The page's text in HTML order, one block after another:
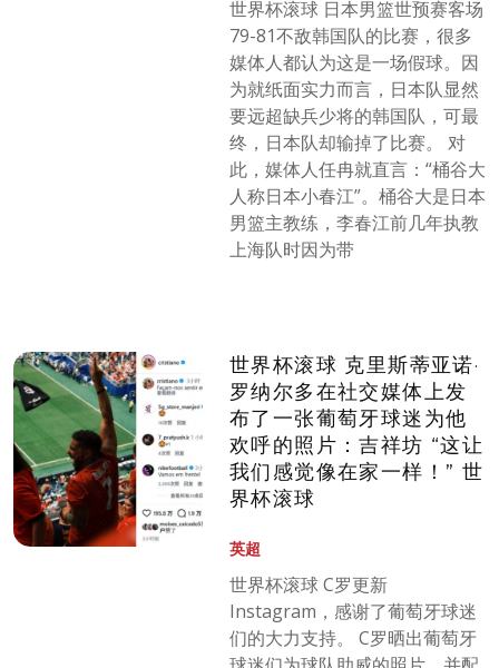
世界杯滚球 日本男篮世预赛客场
79-81不敌韩国队的比赛，很多
媒体人都认为这是一场假球。因
为就纸面实力而言，日本队显然
要远超缺兵少将的韩国队，可最
终，日本队却输掉了比赛。 对
此，媒体人任冉就直言：“桶谷大
人称日本小春江”。桶谷大是日本
男篮主教练，李春江前几年执教
上海队时因为带
世界杯滚球 克里斯蒂亚诺·
罗纳尔多在社交媒体上发
布了一张葡萄牙球迷为他
欢呼的照片：吉祥坊 “这让
我们感觉像在家一样！” 世
界杯滚球
英超
世界杯滚球 C罗更新
Instagram，感谢了葡萄牙球迷
们的大力支持。 C罗晒出葡萄牙